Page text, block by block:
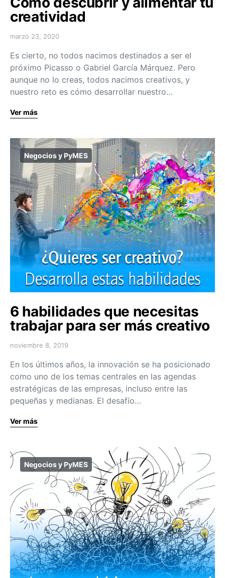
creatividad
marzo 23, 2020
Es cierto, no todos nacimos destinados a ser el
próximo Picasso o Gabriel García Márquez. Pero
aunque no lo creas, todos nacimos creativos, y
nuestro reto es cómo desarrollar nuestro…
Ver más
Negocios y PyMES
6 habilidades que necesitas
trabajar para ser más creativo
noviembre 8, 2019
En los últimos años, la innovación se ha posicionado
como uno de los temas centrales en las agendas
estratégicas de las empresas, incluso entre las
pequeñas y medianas. El desafío…
Ver más
Negocios y PyMES